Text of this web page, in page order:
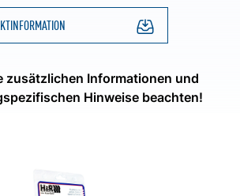
zusätzlichen Informationen und
Hinweise beachten!